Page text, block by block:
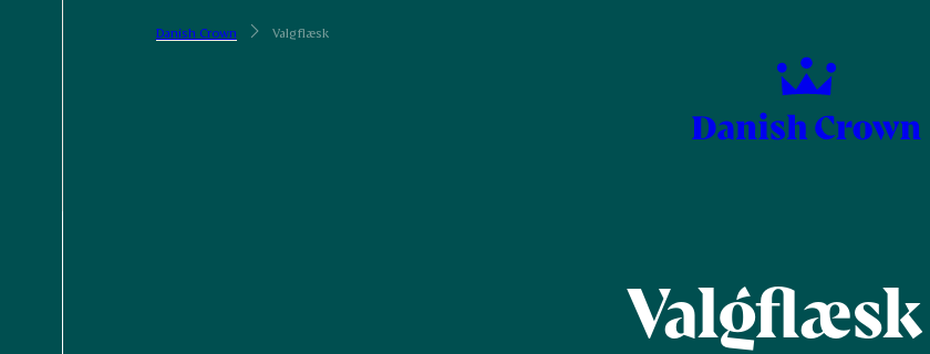
Danish Crown Valgflæsk
Valgflæsk